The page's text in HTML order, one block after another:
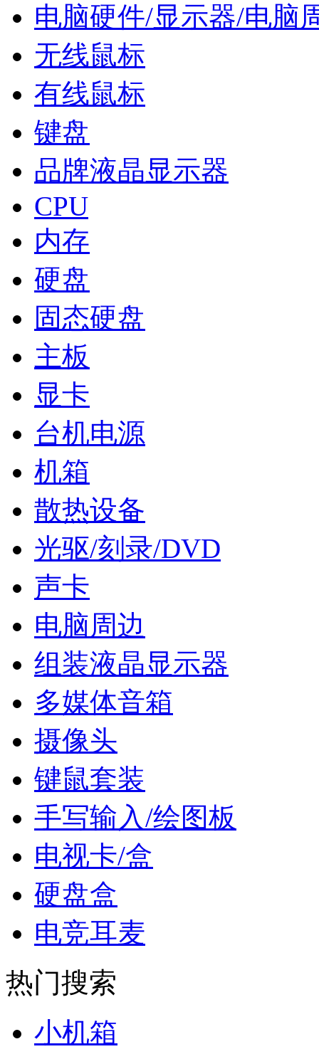
电脑硬件/显示器/电脑
无线鼠标
有线鼠标
键盘
品牌液晶显示器
CPU
内存
硬盘
固态硬盘
主板
显卡
台机电源
机箱
散热设备
光驱/刻录/DVD
声卡
电脑周边
组装液晶显示器
多媒体音箱
摄像头
键鼠套装
手写输入/绘图板
电视卡/盒
硬盘盒
电竞耳麦
热门搜索
小机箱